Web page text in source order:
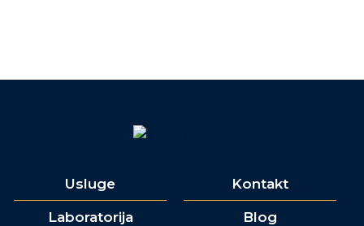
Usluge Kontakt
Laboratorija Blog